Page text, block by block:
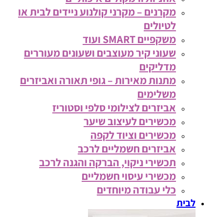
מקרנים – מקרני קולנוע ניידים לבית או
לטיולים
משקפיים SMART ועוד
שעוני קיר מעוצבים ושעונים מעוררים
מדליקים
מתנות מאירות – גופי תאורה ואביזרים
משלימים
אביזרים לצילומי סלפי וסטוריז
מכשירים לעיצוב שיער
מכשירים וציוד לקפה
אביזרים חשמליים לרכב
תכשירי ניקוי, הברקה והגנה לרכב
מכשירי עיסוי חשמליים
כלי עבודה מיוחדים
לבית